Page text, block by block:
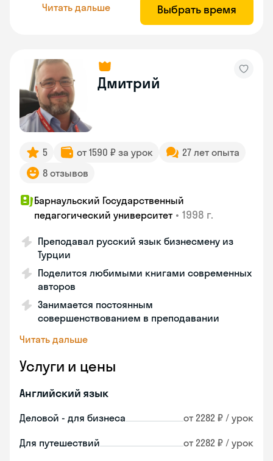
Читать дальше Выбрать время
Дмитрий
5 от 1590 ₽ за урок
27 лет опыта
8 отзывов
Барнаульский Государственный
педагогический университет • 1998 г.
Преподавал русский язык бизнесмену из
Турции
Поделится любимыми книгами современных
авторов
Занимается постоянным
совершенствованием в преподавании
Читать дальше
Услуги и цены
Английский язык
Деловой - для бизнеса от 2282 ₽ / урок
Для путешествий от 2282 ₽ / урок